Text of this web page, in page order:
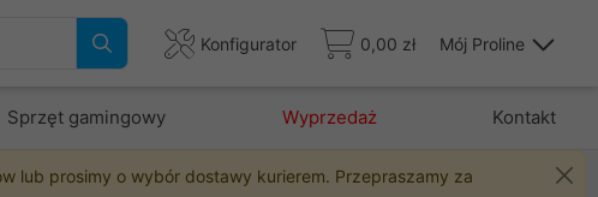
Konfigurator 0,00 zł Mój Proline
Sprzęt gamingowy Wyprzedaż Kontakt
lub prosimy o wybór dostawy kurierem. Przepraszamy za